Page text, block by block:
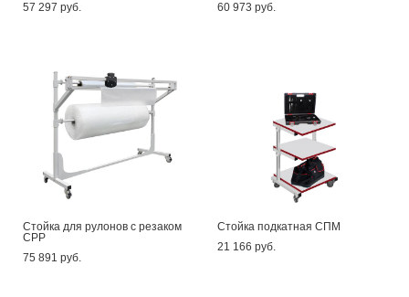
57 297 pуб.
60 973 pуб.
Стойка для рулонов с резаком
СРР
75 891 pуб.
Стойка подкатная СПМ
21 166 pуб.